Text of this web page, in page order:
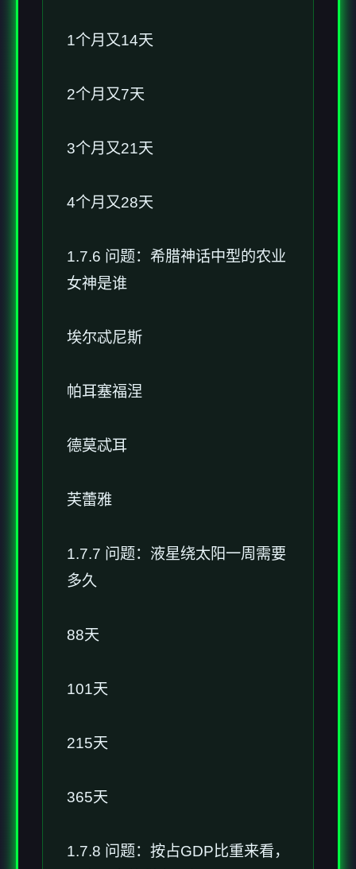
1个月又14天
2个月又7天
3个月又21天
4个月又28天
1.7.6 问题：希腊神话中型的农业
女神是谁
埃尔忒尼斯
帕耳塞福涅
德莫忒耳
芙蕾雅
1.7.7 问题：液星绕太阳一周需要
多久
88天
101天
215天
365天
1.7.8 问题：按占GDP比重来看，